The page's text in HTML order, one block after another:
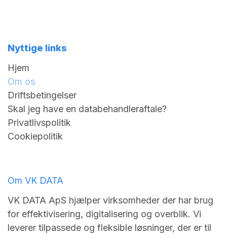
Nyttige links
Hjem
Om os
Driftsbetingelser
Skal jeg have en databehandleraftale?
Privatlivspolitik
Cookiepolitik
Om VK DATA
VK DATA ApS hjælper virksomheder der har brug
for effektivisering, digitalisering og overblik. Vi
leverer tilpassede og fleksible løsninger, der er til